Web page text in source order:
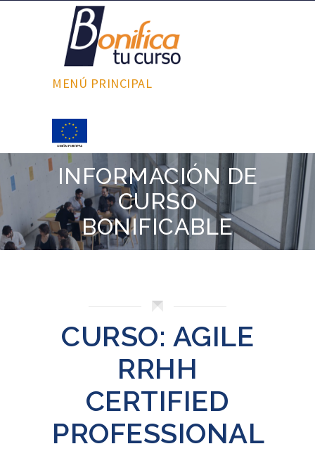
MENÚ PRINCIPAL
INFORMACIÓN DE
CURSO
BONIFICABLE
CURSO: AGILE
RRHH
CERTIFIED
PROFESSIONAL